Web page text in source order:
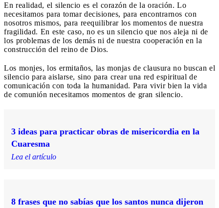
En realidad, el silencio es el corazón de la oración. Lo
necesitamos para tomar decisiones, para encontrarnos con
nosotros mismos, para reequilibrar los momentos de nuestra
fragilidad. En este caso, no es un silencio que nos aleja ni de
los problemas de los demás ni de nuestra cooperación en la
construcción del reino de Dios.
Los monjes, los ermitaños, las monjas de clausura no buscan el
silencio para aislarse, sino para crear una red espiritual de
comunicación con toda la humanidad. Para vivir bien la vida
de comunión necesitamos momentos de gran silencio.
3 ideas para practicar obras de misericordia en la
Cuaresma
Lea el artículo
8 frases que no sabías que los santos nunca dijeron